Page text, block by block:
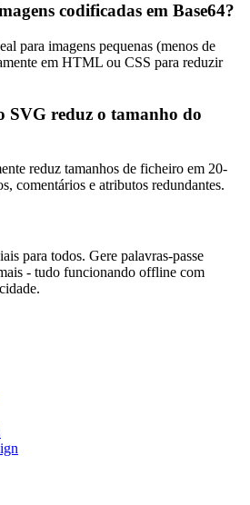
codificadas em Base64?
para imagens pequenas (menos de
em HTML ou CSS para reduzir
SVG reduz o tamanho do
reduz tamanhos de ficheiro em 20-
comentários e atributos redundantes.
para todos. Gere palavras-passe
- tudo funcionando offline com